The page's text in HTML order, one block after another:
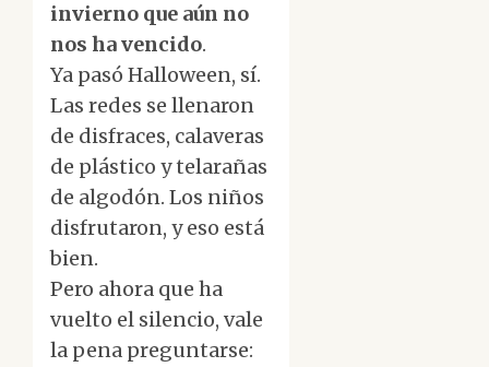
invierno que aún no
nos ha vencido.
Ya pasó Halloween, sí.
Las redes se llenaron
de disfraces, calaveras
de plástico y telarañas
de algodón. Los niños
disfrutaron, y eso está
bien.
Pero ahora que ha
vuelto el silencio, vale
la pena preguntarse: